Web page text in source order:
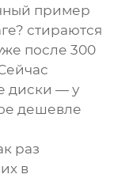
пример
стираются
после 300
диски — у
дешевле
раз
в